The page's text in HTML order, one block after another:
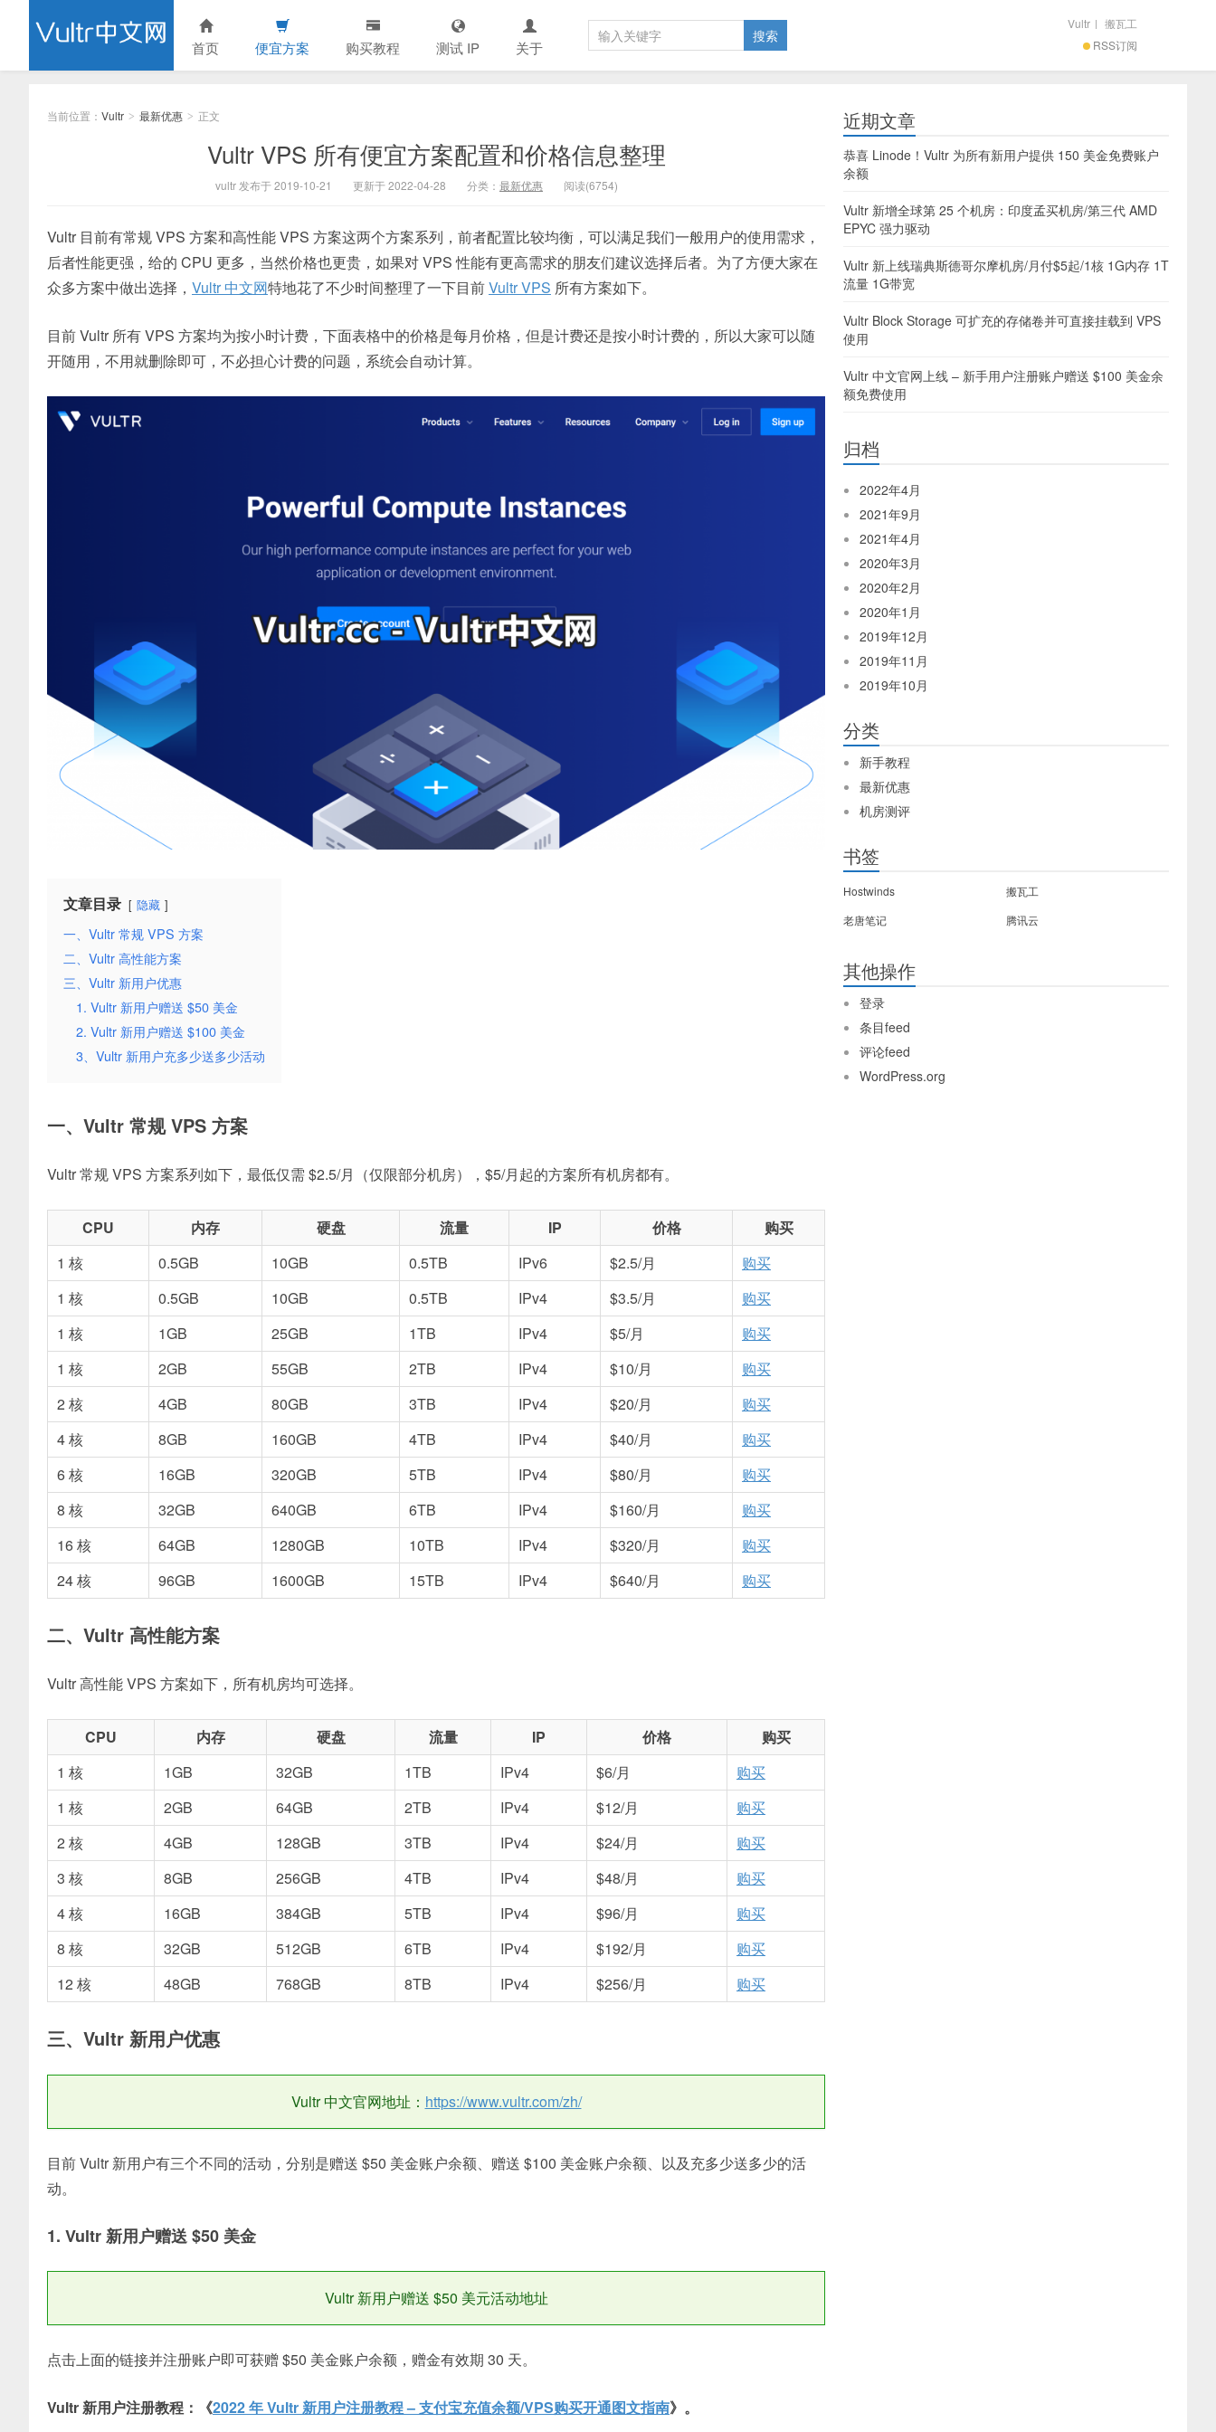
首页 便宜方案 购买教程 测试 IP 关于 RSS订阅
Vultr | 搬瓦工
当前位置： Vultr > 最新优惠 > 正文
Vultr VPS 所有便宜方案配置和价格信息整理
vultr 发布于 2019-10-21 更新于 2022-04-28 分类： 最新优惠 阅读(6754)
Vultr 目前有常规 VPS 方案和高性能 VPS 方案这两个方案系列，前者配置比较均衡，可以满足我们一般用户的使用需求，
后者性能更强，给的 CPU 更多，当然价格也更贵，如果对 VPS 性能有更高需求的朋友们建议选择后者。为了方便大家在
众多方案中做出选择， Vultr 中文网特地花了不少时间整理了一下目前Vultr VPS 所有方案如下。
目前 Vultr 所有 VPS 方案均为按小时计费，下面表格中的价格是每月价格，但是计费还是按小时计费的，所以大家可以随
开随用，不用就删除即可，不必担心计费的问题，系统会自动计算。
文章目录 隐藏
一、Vultr 常规 VPS 方案
二、Vultr 高性能方案
三、Vultr 新用户优惠
1. Vultr 新用户赠送 $50 美金
2. Vultr 新用户赠送 $100 美金
3、Vultr 新用户充多少送多少活动
一、Vultr 常规 VPS 方案
Vultr 常规 VPS 方案系列如下，最低仅需 $2.5/月（仅限部分机房），$5/月起的方案所有机房都有。
CPU 内存 硬盘 流量 IP 价格
购买
1 核
0.5GB 10GB 0.5TB IPv6 $2.5/月
购买
1 核
0.5GB 10GB 0.5TB IPv4 $3.5/月
购买
1 核
1GB 25GB 1TB IPv4 $5/月
购买
1 核
2GB 55GB 2TB IPv4 $10/月
购买
2 核
4GB 80GB 3TB IPv4 $20/月
购买
4 核
8GB 160GB 4TB IPv4 $40/月
购买
6 核
16GB 320GB 5TB IPv4 $80/月
购买
8 核
32GB 640GB 6TB IPv4 $160/月
购买
16 核
64GB 1280GB 10TB IPv4 $320/月
购买
24 核
96GB 1600GB 15TB IPv4 $640/月 购买
二、Vultr 高性能方案
Vultr 高性能 VPS 方案如下，所有机房均可选择。
CPU 内存 硬盘 流量 IP 价格
购买
1 核
1GB 32GB 1TB IPv4 $6/月
购买
1 核
2GB 64GB 2TB IPv4 $12/月
购买
2 核
4GB 128GB 3TB IPv4 $24/月
购买
3 核
8GB 256GB 4TB IPv4 $48/月
购买
4 核
16GB 384GB 5TB IPv4 $96/月
购买
8 核
32GB 512GB 6TB IPv4 $192/月
购买
12 核
48GB 768GB 8TB IPv4 $256/月 购买
三、Vultr 新用户优惠
Vultr 中文官网地址： https://www.vultr.com/zh/
目前 Vultr 新用户有三个不同的活动，分别是赠送 $50 美金账户余额、赠送 $100 美金账户余额、以及充多少送多少的活
动。
1. Vultr 新用户赠送 $50 美金
Vultr 新用户赠送 $50 美元活动地址
点击上面的链接并注册账户即可获赠 $50 美金账户余额，赠金有效期 30 天。
Vultr 新用户注册教程：《2022 年 Vultr 新用户注册教程 – 支付宝充值余额/VPS购买开通图文指南》。
近期文章
恭喜 Linode！Vultr 为所有新用户提供 150 美金免费账户
余额
Vultr 新增全球第 25 个机房：印度孟买机房/第三代 AMD
EPYC 强力驱动
Vultr 新上线瑞典斯德哥尔摩机房/月付$5起/1核 1G内存 1T
流量 1G带宽
Vultr Block Storage 可扩充的存储卷并可直接挂载到 VPS
使用
Vultr 中文官网上线 – 新手用户注册账户赠送 $100 美金余
额免费使用
归档
2022年4月
2021年9月
2021年4月
2020年3月
2020年2月
2020年1月
2019年12月
2019年11月
2019年10月
分类
新手教程
最新优惠
机房测评
书签
Hostwinds
搬瓦工
老唐笔记
腾讯云
其他操作
登录
条目feed
评论feed
WordPress.org